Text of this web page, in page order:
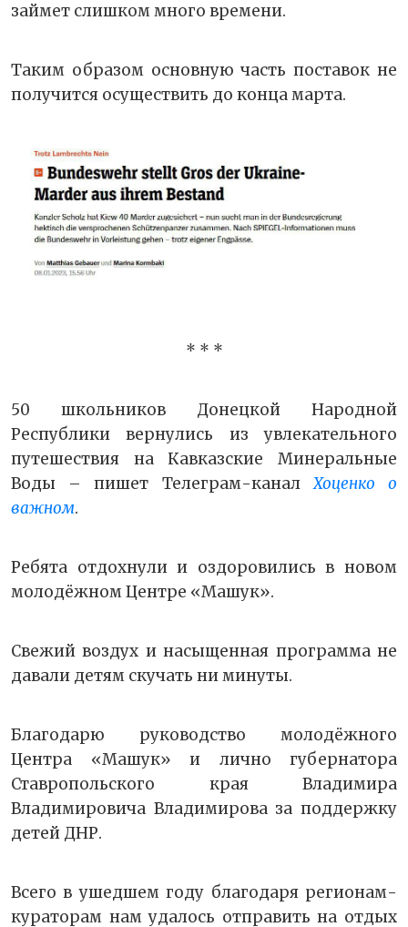
займет слишком много времени.
Таким образом основную часть поставок не
получится осуществить до конца марта.
* * *
50 школьников Донецкой Народной
Республики вернулись из увлекательного
путешествия на Кавказские Минеральные
Воды – пишет Телеграм-каналХоценко о
важном.
Ребята отдохнули и оздоровились в новом
молодёжном Центре «Машук».
Свежий воздух и насыщенная программа не
давали детям скучать ни минуты.
Благодарю руководство молодёжного
Центра «Машук» и лично губернатора
Ставропольского края Владимира
Владимировича Владимирова за поддержку
детей ДНР.
Всего в ушедшем году благодаря регионам-
кураторам нам удалось отправить на отдых